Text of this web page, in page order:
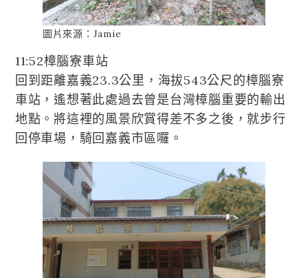
圖片來源：Jamie
11:52樟腦寮車站
回到距離嘉義23.3公里，海拔543公尺的樟腦寮
車站，遙想著此處過去曾是台灣樟腦重要的輸出
地點。將這裡的風景欣賞得差不多之後，就步行
回停車場，騎回嘉義市區囉。